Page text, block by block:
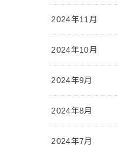
2024年11月
2024年10月
2024年9月
2024年8月
2024年7月